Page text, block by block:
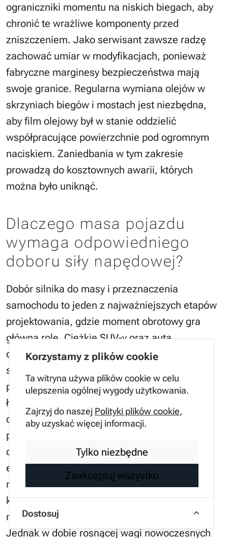
Korzystamy z plików cookie
Ta witryna używa plików cookie w celu
ulepszenia ogólnej wygody użytkowania.
Zajrzyj do naszej Polityki plików cookie,
aby uzyskać więcej informacji.
Tylko niezbędne
Zaakceptuj wszystko
Dostosuj
ograniczniki momentu na niskich biegach, aby
chronić te wrażliwe komponenty przed
zniszczeniem. Jako serwisant zawsze radzę
zachować umiar w modyfikacjach, ponieważ
fabryczne marginesy bezpieczeństwa mają
swoje granice. Regularna wymiana olejów w
skrzyniach biegów i mostach jest niezbędna,
aby film olejowy był w stanie oddzielić
współpracujące powierzchnie pod ogromnym
naciskiem. Zaniedbania w tym zakresie
prowadzą do kosztownych awarii, których
można było uniknąć.
Dlaczego masa pojazdu
wymaga odpowiedniego
doboru siły napędowej?
Dobór silnika do masy i przeznaczenia
samochodu to jeden z najważniejszych etapów
projektowania, gdzie moment obrotowy gra
główną rolę. Ciężkie SUV-y oraz auta
dostawcze wymagają jednostek o dużej sile
skręcającej, aby w ogóle mogły sprawnie
poruszać się w terenie lub pod górę z pełnym
ładunkiem.
obiektu wymaga przyłożenia znacznej energii
początkowej, co najlepiej realizują silniki o
dużym skoku tłoka lub wspomagane
elektrycznie. W małych, lekkich autach
miejskich wysoki moment nie jest aż tak
krytyczny, co pozwala na stosowanie
mniejszych i lżejszych jednostek napędowych.
Jednak w dobie rosnącej wagi nowoczesnych